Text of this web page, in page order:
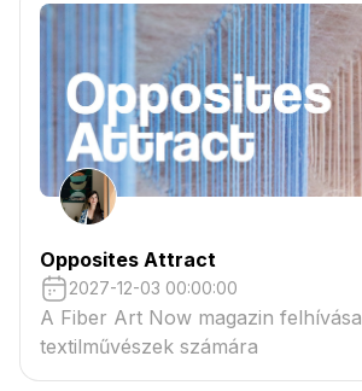
Opposites Attract
2027-12-03 00:00:00
A Fiber Art Now magazin felhívása
textilművészek számára